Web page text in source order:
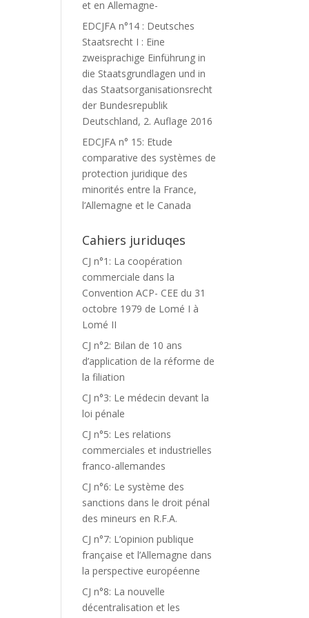
et en Allemagne-
EDCJFA n°14 : Deutsches
Staatsrecht I : Eine
zweisprachige Einführung in
die Staatsgrundlagen und in
das Staatsorganisationsrecht
der Bundesrepublik
Deutschland, 2. Auflage 2016
EDCJFA n° 15: Etude
comparative des systèmes de
protection juridique des
minorités entre la France,
l’Allemagne et le Canada
Cahiers juriduqes
CJ n°1: La coopération
commerciale dans la
Convention ACP- CEE du 31
octobre 1979 de Lomé I à
Lomé II
CJ n°2: Bilan de 10 ans
d’application de la réforme de
la filiation
CJ n°3: Le médecin devant la
loi pénale
CJ n°5: Les relations
commerciales et industrielles
franco-allemandes
CJ n°6: Le système des
sanctions dans le droit pénal
des mineurs en R.F.A.
CJ n°7: L’opinion publique
française et l’Allemagne dans
la perspective européenne
CJ n°8: La nouvelle
décentralisation et les